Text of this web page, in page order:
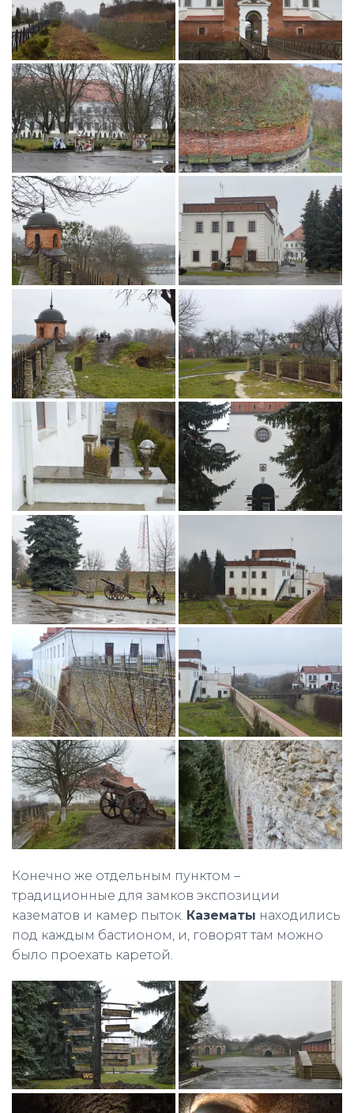
Конечно же отдельным пунктом –
традиционные для замков экспозиции
казематов и камер пыток. Казематы находились
под каждым бастионом, и, говорят там можно
было проехать каретой.